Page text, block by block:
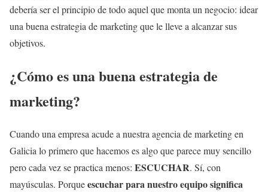
debería ser el principio de todo aquel que monta un negocio: idear
una buena estrategia de marketing que le lleve a alcanzar sus
objetivos.
¿Cómo es una buena estrategia de
marketing?
Cuando una empresa acude a nuestra agencia de marketing en
Galicia lo primero que hacemos es algo que parece muy sencillo
pero cada vez se practica menos: ESCUCHAR. Sí, con
mayúsculas. Porqueescuchar para nuestro equipo significa